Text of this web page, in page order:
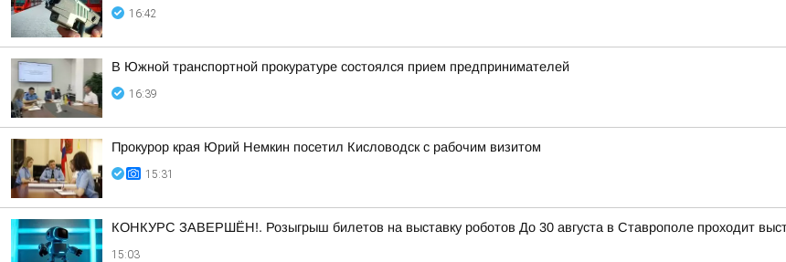
16:42
В Южной транспортной прокуратуре состоялся прием предпринимателей
16:39
Прокурор края Юрий Немкин посетил Кисловодск с рабочим визитом
15:31
КОНКУРС ЗАВЕРШЁН!. Розыгрыш билетов на выставку роботов До 30 августа в Ставрополе проходит
15:03